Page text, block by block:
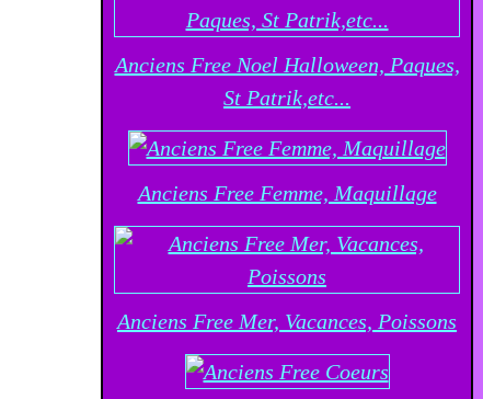
Anciens Free Noel Halloween, Paques,
St Patrik,etc...
Anciens Free Femme, Maquillage
Anciens Free Mer, Vacances, Poissons